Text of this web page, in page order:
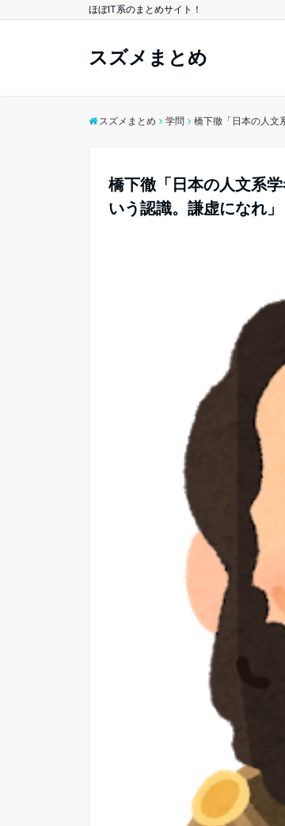
ほぼIT系のまとめサイト！
スズメまとめ
スズメまとめ 学問 橋下徹「日本の人文
橋下徹「日本の人文系
いう認識。謙虚になれ」